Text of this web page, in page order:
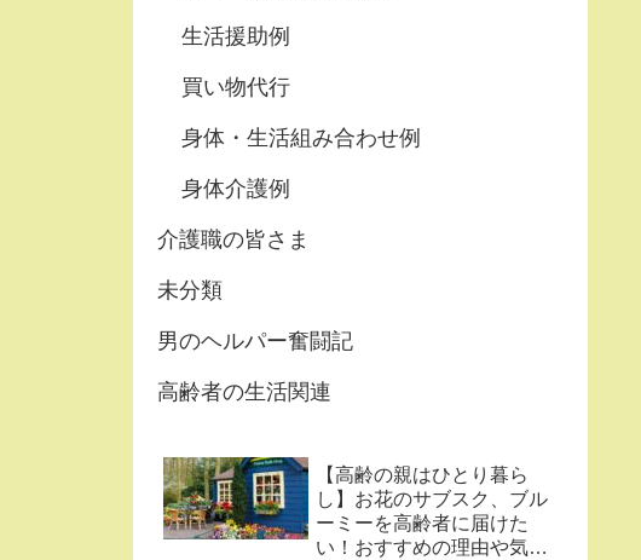
生活援助例
買い物代行
身体・生活組み合わせ例
身体介護例
介護職の皆さま
未分類
男のヘルパー奮闘記
高齢者の生活関連
【高齢の親はひとり暮ら
し】お花のサブスク、ブル
ーミーを高齢者に届けた
い！おすすめの理由や気に